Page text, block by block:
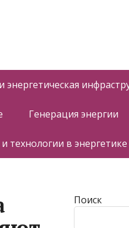
энергетическая
Генерация энергии
технологии в энергетике
Поиск